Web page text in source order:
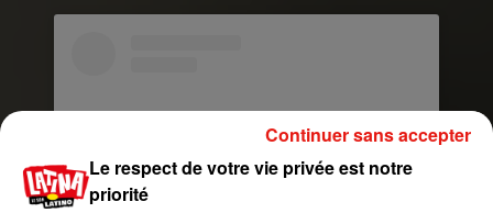
Le respect de votre vie privée est notre
priorité
Continuer sans accepter